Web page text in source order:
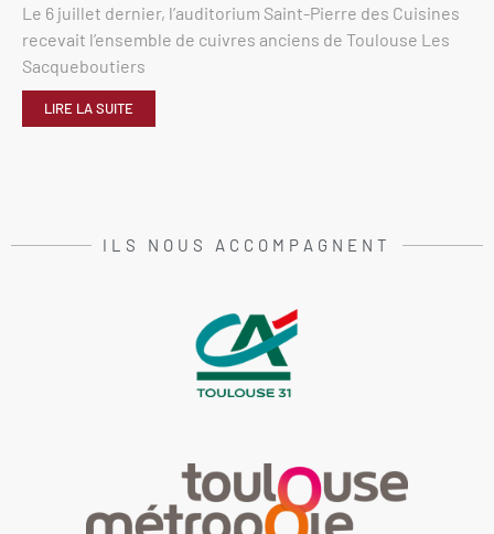
Le 6 juillet dernier, l’auditorium Saint-Pierre des Cuisines
recevait l’ensemble de cuivres anciens de Toulouse Les
Sacqueboutiers
LIRE LA SUITE
ILS NOUS ACCOMPAGNENT